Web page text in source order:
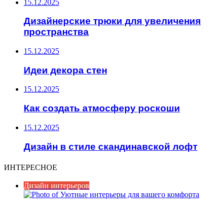
15.12.2025
Дизайнерские трюки для увеличения
пространства
15.12.2025
Идеи декора стен
15.12.2025
Как создать атмосферу роскоши
15.12.2025
Дизайн в стиле скандинавской лофт
ИНТЕРЕСНОЕ
Дизайн интерьеров